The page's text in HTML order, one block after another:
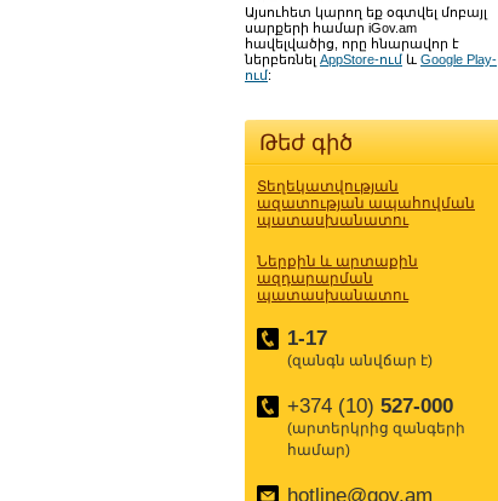
Այսուհետ կարող եք օգտվել մոբայլ
սարքերի համար iGov.am
հավելվածից, որը հնարավոր է
ներբեռնել AppStore-ում և Google Play-
ում:
Թեժ գիծ
Տեղեկատվության
ազատության ապահովման
պատասխանատու
Ներքին և արտաքին
ազդարարման
պատասխանատու
1-17
(զանգն անվճար է)
+374 (10) 527-000
(արտերկրից զանգերի
համար)
hotline@gov.am